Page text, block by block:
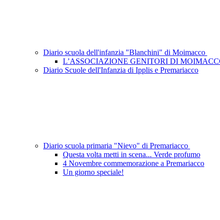
Diario scuola dell'infanzia "Blanchini" di Moimacco
L’ASSOCIAZIONE GENITORI DI
Diario Scuole dell'Infanzia di Ipplis e Premariacco
Diario scuola primaria "Nievo" di Premariacco
Questa volta metti in scena... Verde profumo
4 Novembre commemorazione a Premariacco
Un giorno speciale!